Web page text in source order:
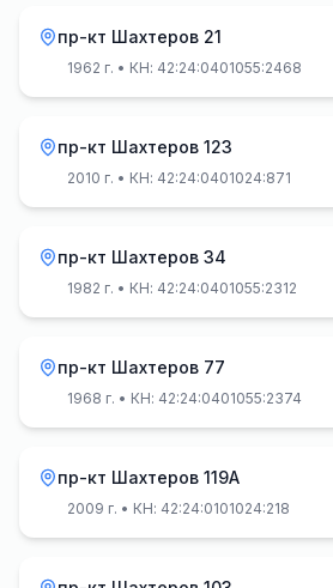
пр-кт Шахтеров 21
1962 г. • КН: 42:24:0401055:2468
пр-кт Шахтеров 123
2010 г. • КН: 42:24:0401024:871
пр-кт Шахтеров 34
1982 г. • КН: 42:24:0401055:2312
пр-кт Шахтеров 77
1968 г. • КН: 42:24:0401055:2374
пр-кт Шахтеров 119А
2009 г. • КН: 42:24:0101024:218